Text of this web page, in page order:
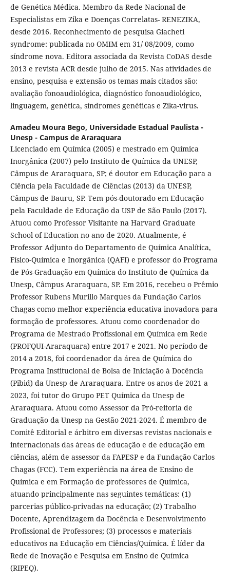
de Genética Médica. Membro da Rede Nacional de
Especialistas em Zika e Doenças Correlatas- RENEZIKA,
desde 2016. Reconhecimento de pesquisa Giacheti
syndrome: publicada no OMIM em 31/ 08/2009, como
síndrome nova. Editora associada da Revista CoDAS desde
2013 e revista ACR desde julho de 2015. Nas atividades de
ensino, pesquisa e extensão os temas mais citados são:
avaliação fonoaudiológica, diagnóstico fonoaudiológico,
linguagem, genética, síndromes genéticas e Zika-virus.
Amadeu Moura Bego, Universidade Estadual Paulista -
Unesp - Campus de Araraquara
Licenciado em Química (2005) e mestrado em Química
Inorgânica (2007) pelo Instituto de Química da UNESP,
Câmpus de Araraquara, SP; é doutor em Educação para a
Ciência pela Faculdade de Ciências (2013) da UNESP,
Câmpus de Bauru, SP. Tem pós-doutorado em Educação
pela Faculdade de Educação da USP de São Paulo (2017).
Atuou como Professor Visitante na Harvard Graduate
School of Education no ano de 2020. Atualmente, é
Professor Adjunto do Departamento de Química Analítica,
Físico-Química e Inorgânica (QAFI) e professor do Programa
de Pós-Graduação em Química do Instituto de Química da
Unesp, Câmpus Araraquara, SP. Em 2016, recebeu o Prêmio
Professor Rubens Murillo Marques da Fundação Carlos
Chagas como melhor experiência educativa inovadora para
formação de professores. Atuou como coordenador do
Programa de Mestrado Profissional em Química em Rede
(PROFQUI-Araraquara) entre 2017 e 2021. No período de
2014 a 2018, foi coordenador da área de Química do
Programa Institucional de Bolsa de Iniciação à Docência
(Pibid) da Unesp de Araraquara. Entre os anos de 2021 a
2023, foi tutor do Grupo PET Química da Unesp de
Araraquara. Atuou como Assessor da Pró-reitoria de
Graduação da Unesp na Gestão 2021-2024. É membro de
Comitê Editorial e árbitro em diversas revistas nacionais e
internacionais das áreas de educação e de educação em
ciências, além de assessor da FAPESP e da Fundação Carlos
Chagas (FCC). Tem experiência na área de Ensino de
Química e em Formação de professores de Química,
atuando principalmente nas seguintes temáticas: (1)
parcerias público-privadas na educação; (2) Trabalho
Docente, Aprendizagem da Docência e Desenvolvimento
Profissional de Professores; (3) processos e materiais
educativos na Educação em Ciências/Química. É líder da
Rede de Inovação e Pesquisa em Ensino de Química
(RIPEQ).